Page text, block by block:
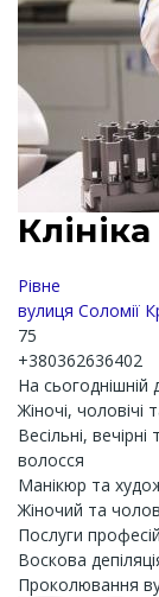
Рівне
вулиця Соломії
75
+380362636402
На сьогоднішній
Жіночі, чоловічі
Весільні,
волосся
Манікюр та
Жіночий та
Послуги
Воскова
Проколювання